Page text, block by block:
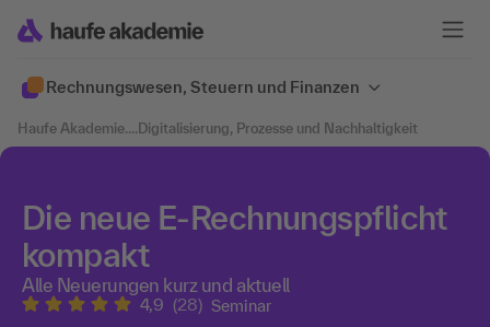
Rechnungswesen, Steuern und Finanzen
Haufe Akademie....Digitalisierung, Prozesse und Nachhaltigkeit
Die neue E-Rechnungspflicht
kompakt
Alle Neuerungen kurz und aktuell
4,9 (28) Seminar